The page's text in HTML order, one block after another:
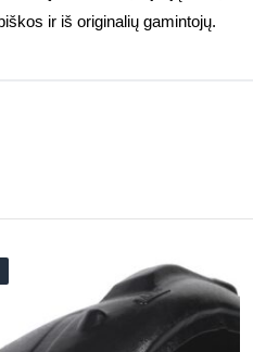
ir iš originalių gamintojų.